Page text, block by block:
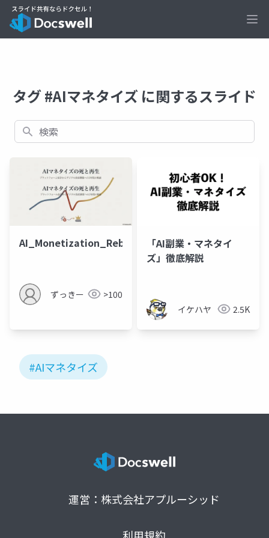
タグ #AIマネタイズ に関するスライド
検索
AI_Monetization_Reborn
ずっきー >100
「AI副業・マネタイ
ズ」徹底解説
イケハヤ 2.5K
#AIマネタイズ
運営：株式会社アプルーシッド
利用規約